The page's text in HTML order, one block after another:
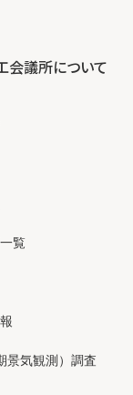
会議所について
覧
景気観測）調査